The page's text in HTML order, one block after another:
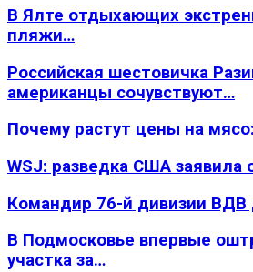
В Ялте отдыхающих
пляжи…
Российская шестовичка
американцы сочувствуют…
Почему растут цены на
WSJ: разведка США заявила
Командир 76-й дивизии
В Подмосковье впервые
участка за…